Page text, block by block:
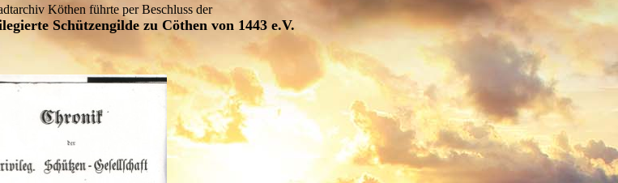
Köthen führte per Beschluss der
Schützengilde zu Cöthen von 1443 e.V.